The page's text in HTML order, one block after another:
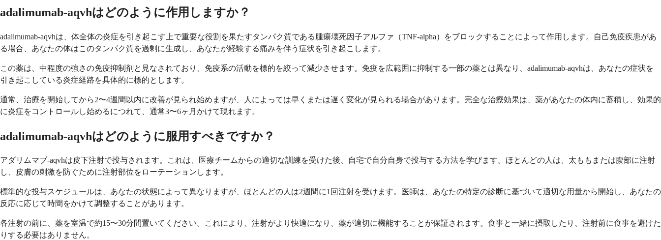
adalimumab-aqvhはどのように作用しますか？
adalimumab-aqvhは、体全体の炎症を引き起こす上で重要な役割を果たすタンパク質である腫瘍壊死因子アルファ（TNF-alpha）をブロックすることによって作用します。自己免疫疾患があ
る場合、あなたの体はこのタンパク質を過剰に生成し、あなたが経験する痛みを伴う症状を引き起こします。
この薬は、中程度の強さの免疫抑制剤と見なされており、免疫系の活動を標的を絞って減少させます。免疫を広範囲に抑制する一部の薬とは異なり、adalimumab-aqvhは、あなたの症状を
引き起こしている炎症経路を具体的に標的とします。
通常、治療を開始してから2〜4週間以内に改善が見られ始めますが、人によっては早くまたは遅く変化が見られる場合があります。完全な治療効果は、薬があなたの体内に蓄積し、効果的
に炎症をコントロールし始めるにつれて、通常3〜6ヶ月かけて現れます。
adalimumab-aqvhはどのように服用すべきですか？
アダリムマブ-aqvhは皮下注射で投与されます。これは、医療チームからの適切な訓練を受けた後、自宅で自分自身で投与する方法を学びます。ほとんどの人は、太ももまたは腹部に注射
し、皮膚の刺激を防ぐために注射部位をローテーションします。
標準的な投与スケジュールは、あなたの状態によって異なりますが、ほとんどの人は2週間に1回注射を受けます。医師は、あなたの特定の診断に基づいて適切な用量から開始し、あなたの
反応に応じて時間をかけて調整することがあります。
各注射の前に、薬を室温で約15〜30分間置いてください。これにより、注射がより快適になり、薬が適切に機能することが保証されます。食事と一緒に摂取したり、注射前に食事を避けた
りする必要はありません。